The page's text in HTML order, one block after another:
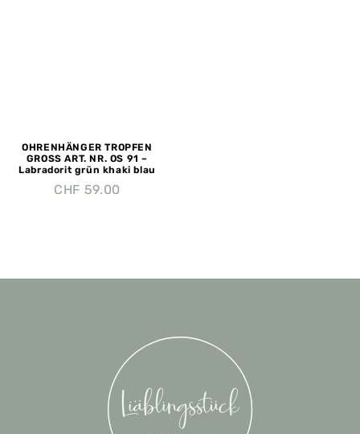
OHRENHÄNGER TROPFEN
GROSS ART. NR. OS 91 –
Labradorit grün khaki blau
CHF 59.00